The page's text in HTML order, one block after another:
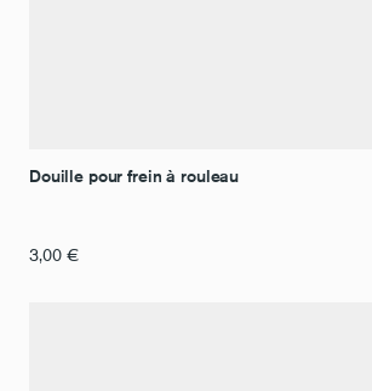
Douille pour frein à rouleau
3,00 €